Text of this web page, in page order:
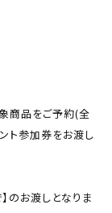
商品をご予約(全
ト参加券をお渡し
のお渡しとなりま